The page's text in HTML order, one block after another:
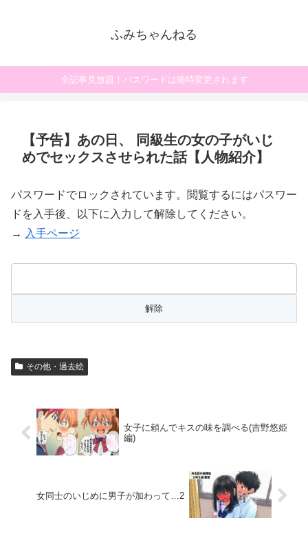
ふみちゃんねる
全記事見放題！パスワードは随時変更されます
【予告】あの日、 同級生の女の子がいじ
めでセックスさせられた話【人物紹介】
パスワードでロックされています。閲覧するにはパスワー
ドを入手後、以下に入力して解除してください。
→ 入手ページ
その他・過去絵
女子に頼んでキスの味を調べる(吉野悠姫
編)
女同士のいじめに男子が加わって…2